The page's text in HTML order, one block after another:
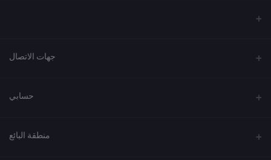
جهات الاتصال
العنوان
920033037
حسابي
تسجيل الدخول
منطقة البائع